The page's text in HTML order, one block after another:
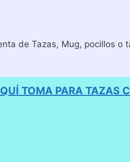
de Tazas, Mug, pocillos o
TOMA PARA TAZAS